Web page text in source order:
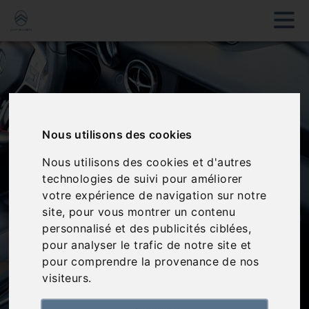
Nous utilisons des cookies
Nous utilisons des cookies et d'autres
technologies de suivi pour améliorer
votre expérience de navigation sur notre
site, pour vous montrer un contenu
personnalisé et des publicités ciblées,
pour analyser le trafic de notre site et
pour comprendre la provenance de nos
visiteurs.